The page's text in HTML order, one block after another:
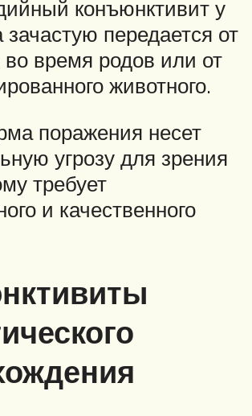
конъюнктивит у
зачастую передается от
время родов или от
животного.
поражения несет
угрозу для зрения
требует
и качественного